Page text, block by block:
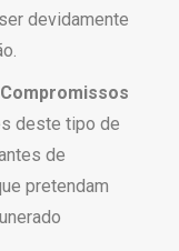
devidamente
deste tipo de
de
pretendam